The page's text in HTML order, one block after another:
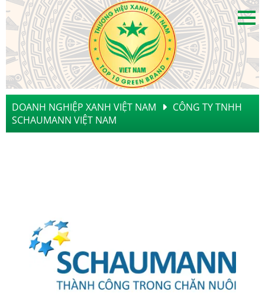
DOANH NGHIỆP XANH VIỆT NAM
CÔNG TY TNHH
SCHAUMANN VIỆT NAM